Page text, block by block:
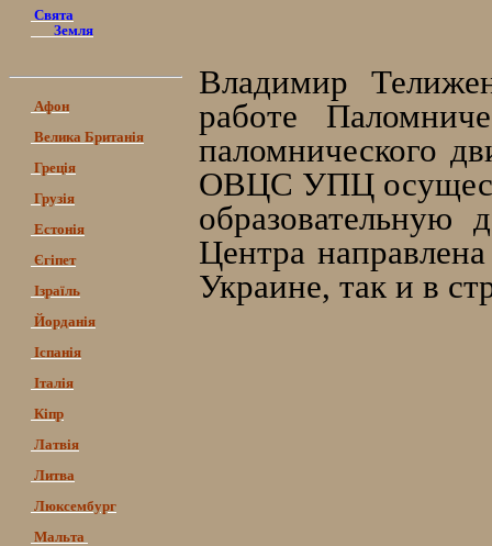
Свята
Земля
Афон
Велика Британія
Греція
Грузія
Естонія
Єгіпет
Ізраїль
Йорданія
Іспанія
Італія
Кіпр
Латвія
Литва
Люксембург
Мальта
Владимир
работе
паломнического
ОВЦС УПЦ
образовательную
Центра
Украине, так и в